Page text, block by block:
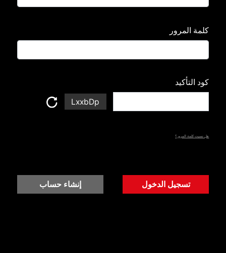
كلمة المرور
كود التأكيد
LxxbDp
هل نسيت كلمة المرور؟
تسجيل الدخول إنشاء حساب